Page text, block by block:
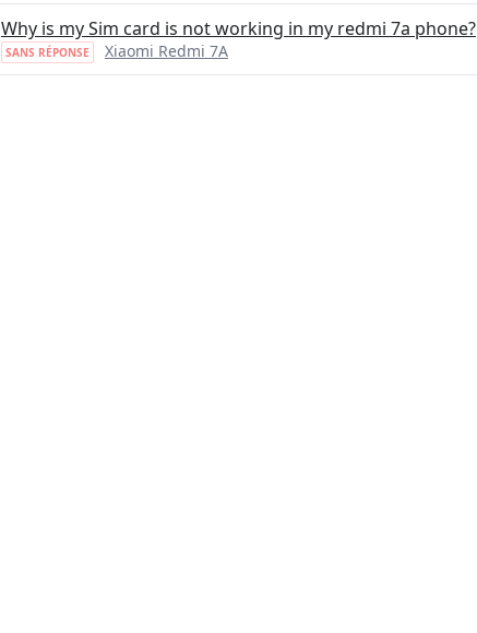
Why is my Sim card is not working in my redmi 7a phone?
SANS RÉPONSE Xiaomi Redmi 7A